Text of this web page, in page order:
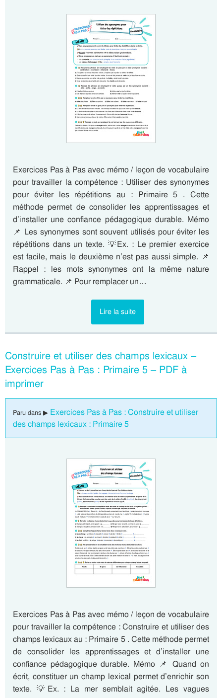
Exercices Pas à Pas avec mémo / leçon de vocabulaire
pour travailler la compétence : Utiliser des synonymes
pour éviter les répétitions au : Primaire 5 . Cette
méthode permet de consolider les apprentissages et
d’installer une confiance pédagogique durable. Mémo
📌 Les synonymes sont souvent utilisés pour éviter les
répétitions dans un texte. 💡Ex. : Le premier exercice
est facile, mais le deuxième n’est pas aussi simple. 📌
Rappel : les mots synonymes ont la même nature
grammaticale. 📌 Pour remplacer un…
Lire la suite
Construire et utiliser des champs lexicaux –
Exercices Pas à Pas : Primaire 5 – PDF à
imprimer
Paru dans ▶ Exercices Pas à Pas : Construire et utiliser
des champs lexicaux : Primaire 5
Exercices Pas à Pas avec mémo / leçon de vocabulaire
pour travailler la compétence : Construire et utiliser des
champs lexicaux au : Primaire 5 . Cette méthode permet
de consolider les apprentissages et d’installer une
confiance pédagogique durable. Mémo 📌 Quand on
écrit, constituer un champ lexical permet d’enrichir son
texte. 💡Ex. : La mer semblait agitée. Les vagues